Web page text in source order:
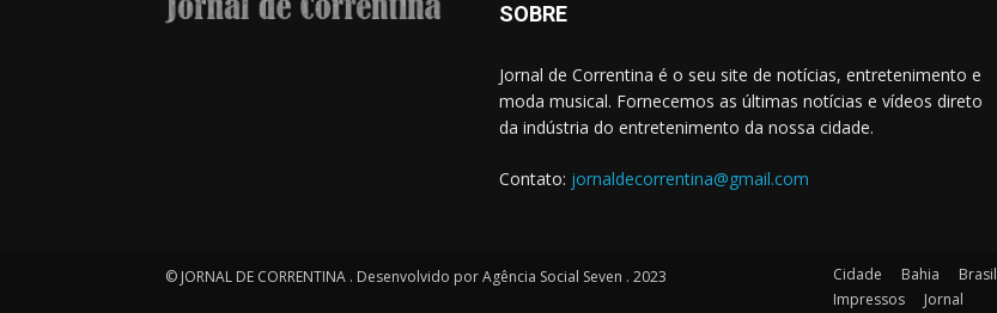
SOBRE
Jornal de Correntina é o seu site de notícias, entretenimento e
moda musical. Fornecemos as últimas notícias e vídeos direto
da indústria do entretenimento da nossa cidade.
Contato: jornaldecorrentina@gmail.com
© JORNAL DE CORRENTINA . Desenvolvido por Agência Social Seven . 2023 Cidade Bahia Brasil
Impressos
Jornal